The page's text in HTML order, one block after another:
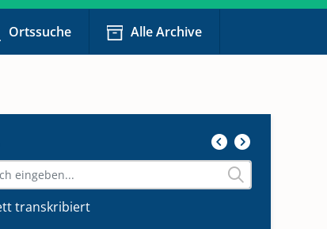
Ortssuche Alle Archive
transkribiert
1831-1852